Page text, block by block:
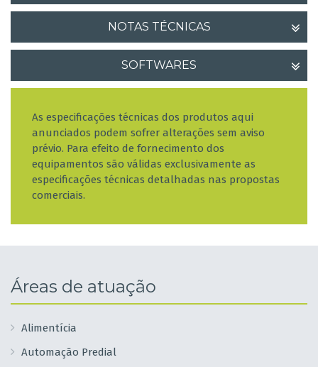
NOTAS TÉCNICAS
SOFTWARES
As especificações técnicas dos produtos aqui
anunciados podem sofrer alterações sem aviso
prévio. Para efeito de fornecimento dos
equipamentos são válidas exclusivamente as
especificações técnicas detalhadas nas propostas
comerciais.
Áreas de atuação
Alimentícia
Automação Predial